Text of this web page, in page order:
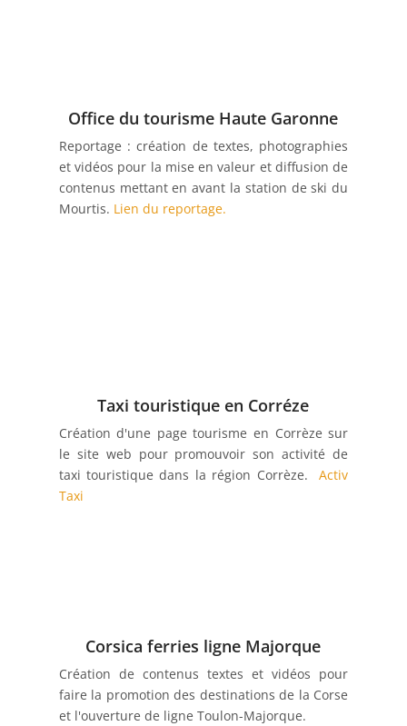
Office du tourisme Haute Garonne
Reportage : création de textes, photographies
et vidéos pour la mise en valeur et diffusion de
contenus mettant en avant la station de ski du
Mourtis. Lien du reportage.
Taxi touristique en Corréze
Création d'une page tourisme en Corrèze sur
le site web pour promouvoir son activité de
taxi touristique dans la région Corrèze.Activ
Taxi
Corsica ferries ligne Majorque
Création de contenus textes et vidéos pour
faire la promotion des destinations de la Corse
et l'ouverture de ligne Toulon-Majorque.